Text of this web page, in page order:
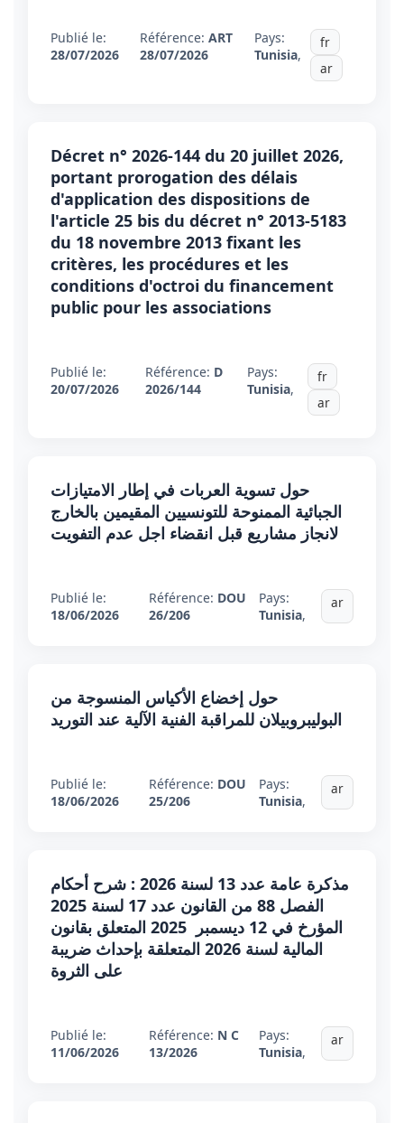
Publié le:
28/07/2026
Référence: ART
28/07/2026
Pays:
Tunisia,
fr
ar
Décret n° 2026-144 du 20 juillet 2026,
portant prorogation des délais
d'application des dispositions de
l'article 25 bis du décret n° 2013-5183
du 18 novembre 2013 fixant les
critères, les procédures et les
conditions d'octroi du financement
public pour les associations
Publié le:
20/07/2026
Référence: D
2026/144
Pays:
Tunisia,
fr
ar
حول تسوية العربات في إطار الامتيازات
الجبائية الممنوحة للتونسيين المقيمين بالخارج
لانجاز مشاريع قبل انقضاء اجل عدم التفويت
Publié le:
18/06/2026
Référence: DOU
26/206
Pays:
Tunisia,
ar
حول إخضاع الأكياس المنسوجة من
البوليبروبيلان للمراقبة الفنية الآلية عند التوريد
Publié le:
18/06/2026
Référence: DOU
25/206
Pays:
Tunisia,
ar
مذكرة عامة عدد 13 لسنة 2026 : شرح أحكام
الفصل 88 من القانون عدد 17 لسنة 2025
المؤرخ في 12 ديسمبر 2025 المتعلق بقانون
المالية لسنة 2026 المتعلقة بإحداث ضريبة
على الثروة
Publié le:
11/06/2026
Référence: N C
13/2026
Pays:
Tunisia,
ar